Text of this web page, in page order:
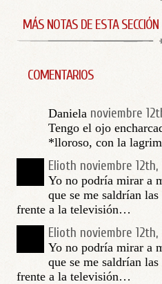
MÁS NOTAS DE ESTA SECCIÓN
COMENTARIOS
Daniela noviembre
Tengo el ojo
*lloroso, con la
Elioth noviembre 12th,
Yo no podría mirar a
que se me saldrían
frente a la televisión…
Elioth noviembre 12th,
Yo no podría mirar a
que se me saldrían
frente a la televisión…